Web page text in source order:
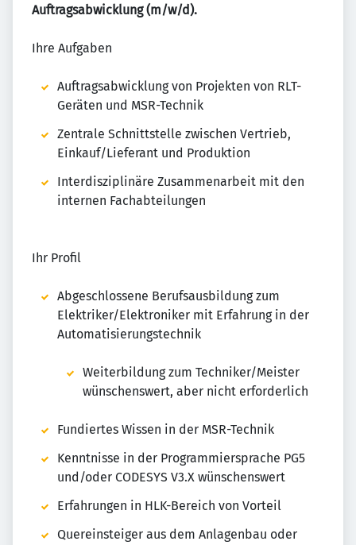
Auftragsabwicklung (m/w/d).​
Ihre Aufgaben
Auftragsabwicklung von Projekten von RLT-
Geräten und MSR-Technik
Zentrale Schnittstelle zwischen Vertrieb,
Einkauf/Lieferant und Produktion
Interdisziplinäre Zusammenarbeit mit den
internen Fachabteilungen
Ihr Profil
Abgeschlossene Berufsausbildung zum
Elektriker/Elektroniker mit Erfahrung in der
Automatisierungstechnik
Weiterbildung zum Techniker/Meister
wünschenswert, aber nicht erforderlich
Fundiertes Wissen in der MSR-Technik
Kenntnisse in der Programmiersprache PG5
und/oder CODESYS V3.X wünschenswert
Erfahrungen in HLK-Bereich von Vorteil
Quereinsteiger aus dem Anlagenbau oder